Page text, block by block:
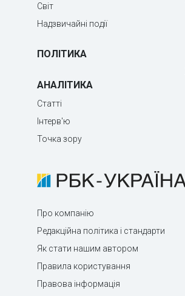
Світ
Надзвичайні події
ПОЛІТИКА
АНАЛІТИКА
Статті
Інтерв'ю
Точка зору
Про компанію
Редакційна політика і стандарти
Як стати нашим автором
Правила користування
Правова інформація